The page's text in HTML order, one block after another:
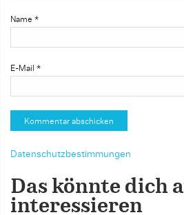
Name *
E-Mail *
Datenschutzbestimmungen
Das könnte dich
interessieren